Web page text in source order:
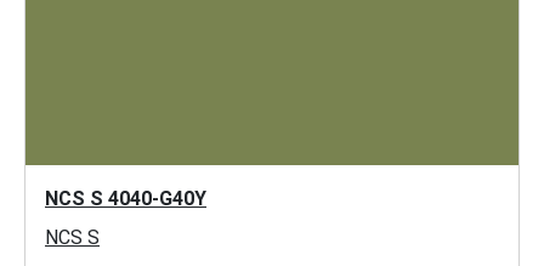
NCS S 4040-G40Y
NCS S